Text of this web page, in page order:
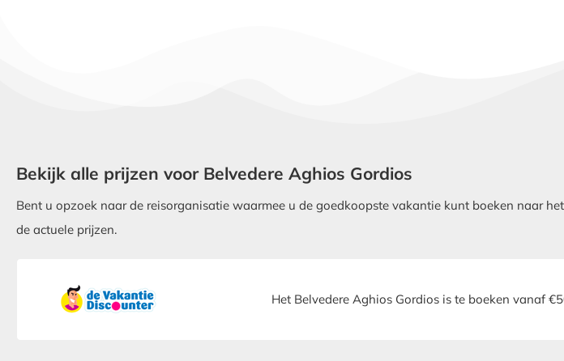
Bekijk alle prijzen voor Belvedere Aghios Gordios
Bent u opzoek naar de reisorganisatie waarmee u de goedkoopste vakantie kunt boeken naar
de actuele prijzen.
Het Belvedere Aghios Gordios is te boeken vanaf